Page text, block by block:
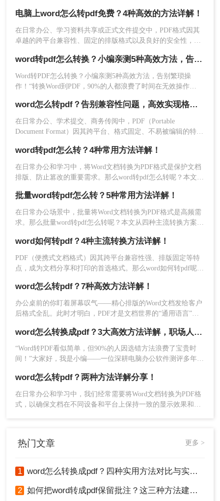
议转换后预览确认。
案
作为专业的在线转换工具，转转大师致力于解决格
式精度和批量处理痛点，特别适合技术图纸或报告
操作步骤：
访问转转大师官网（无需下载），点击“Word
（https://pdftoword.55.la/word2pdf/）。
通过拖放或上传按钮添加Word文件（支持批量
选择多个文档）。
系统自动解析并高精度保留原始布局（包括表
格、图表和字体）。
器自动删除数据以确保隐私安全。
PDF时，文字提取准确率超95%，远超行业平均水
平；批量处理100份文档可节省70%时间。
中立提示：与其他在线工具相比，转转大师在界面
作者，他们常抱怨Word转PDF时格式错乱、操作繁琐或安全隐
忧
电脑上word怎么转pdf免费？4种高效的方法详解！
在日常办公、学习资料共享或正式文件提交中，PDF格式因其
卓越的跨平台兼容性、固定的排版格式以及良好的安全性，几
辑工具，我们经常需要将其编辑好的文档转换为PDF。
word转pdf怎么转换？小编亲测5种高效方法，告别繁琐操作！
Word转PDF怎么转换？小编亲测5种高效方法，告别繁琐操
作！“转换Word到PDF，90%的人都浪费了时间在无效操作
粉丝问及“Word转PDF怎么转换”这一高频问题。在职场和自媒
体场景中，文档格式转换的精准度、效率与安全性直接影响工
作产出。今天，小编结合多年测评经验，为大家拆解几种常用
转换方法（排除WPS），并分享如何通过可靠工具实
word怎么转pdf？告别兼容性问题，高效实现格式固化！
在日常办公、学术提交、商务传阅中，PDF（Portable
Document Format）因其跨平台、格式固定、不易被编辑的特
们创作和编辑内容最常用的工具。因此，将Word文档完美转换
为PDF，是一项至关重要的技能。
word转pdf怎么转？4种常用方法详解！
在日常办公和学习中，将Word文档转换为PDF格式是保护文档
排版、防止篡改的重要需求。那么word转pdf怎么转呢？本文将
批量word转pdf怎么转？5种常用方法详解！
在日常办公场景中，批量将Word文档转换为PDF格式是高频需
求。那么批量word转pdf怎么转呢？本文从四种主流转换方案，
word如何转pdf？4种主流转换方法详解！
PDF（便携式文档格式）因其跨平台兼容性强、排版固定等特
点，成为文档分享和打印的首选格式。那么word如何转pdf呢？
任务。
word怎么转pdf？7种高效方法详解！
办公桌前的你盯着屏幕叹气——精心排版的Word文档发给客户
后格式全乱。此时才明白，PDF才是文档世界的“通用语言”。
法，涵盖日常办公到批量处理场景，助你彻底解决文档转换难
题。
word怎么转换成pdf？3大高效方法详解，职场人必备技能！
“Word转PDF看似简单，但90%的人因选错方法浪费了宝贵时
间！”大家好，我是小编——一位深耕电脑办公软件测评多年的
错乱，还得手动调整，太折腾了！”尤其对于职场办公人群和自
媒体创作者而言，Word转PDF的需求高频且关键：报告提交、
合同归档、内容分发……任何格式失误都可能导致专业形象受
损。
word怎么转pdf？两种方法详解分享！
在日常办公和学习中，我们经常需要将Word文档转换为PDF格
式，以确保文档在不同设备和平台上保持一致的显示效果和格
热门文章 更多 >
1 word怎么转换成pdf？四种实用方法对比与实操指南（附详细表格）！
2 如何把word转成pdf保留批注？这三种方法建议收藏！